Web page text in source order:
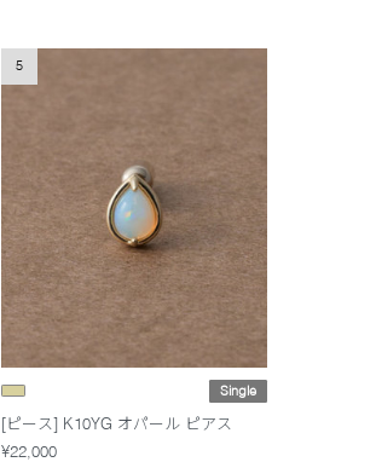
5
Single
[ピース] K10YG オパール ピアス
¥22,000